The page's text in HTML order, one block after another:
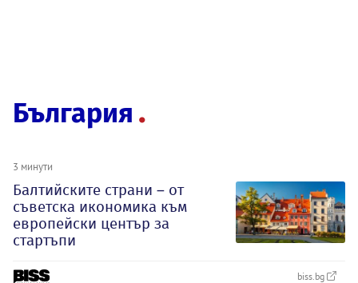
България
3 минути
Балтийските страни – от
съветска икономика към
европейски център за
стартъпи
biss.bg